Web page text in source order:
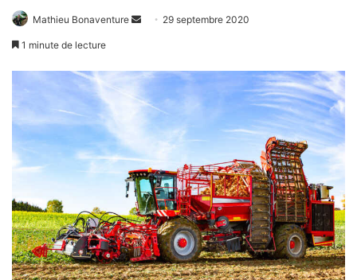
Mathieu Bonaventure
o
n
c
o
u
r
r
29 septembre 2020
1 minute de lecture